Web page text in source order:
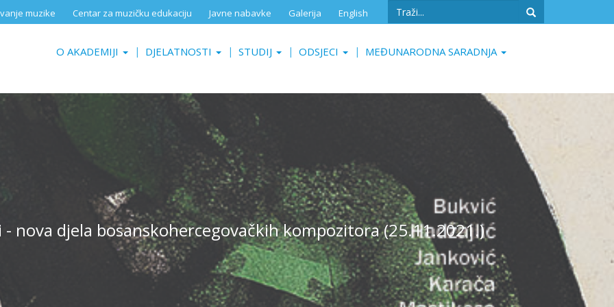
muzike Centar za muzičku edukaciju Javne nabavke Galerija English
Search
O AKADEMIJI DJELATNOSTI STUDIJ ODSJECI MEĐUNARODNA SARADNJA
nova djela bosanskohercegovačkih kompozitora (25.11.2021.)